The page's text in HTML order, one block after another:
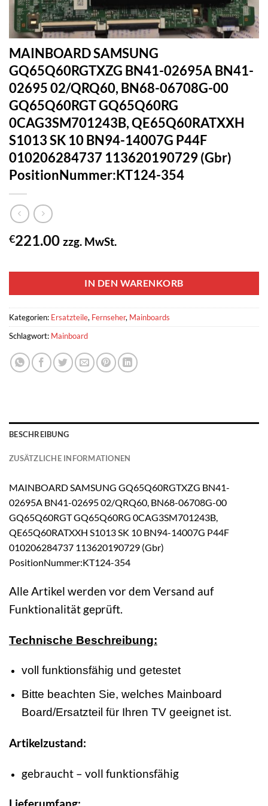
MAINBOARD SAMSUNG
GQ65Q60RGTXZG BN41-02695A BN41-
02695 02/QRQ60, BN68-06708G-00
GQ65Q60RGT GQ65Q60RG
0CAG3SM701243B, QE65Q60RATXXH
S1013 SK 10 BN94-14007G P44F
010206284737 113620190729 (Gbr)
PositionNummer:KT124-354
€221.00 zzg. MwSt.
IN DEN WARENKORB
Kategorien: Ersatzteile, Fernseher, Mainboards
Schlagwort: Mainboard
BESCHREIBUNG
ZUSÄTZLICHE INFORMATIONEN
MAINBOARD SAMSUNG GQ65Q60RGTXZG BN41-
02695A BN41-02695 02/QRQ60, BN68-06708G-00
GQ65Q60RGT GQ65Q60RG 0CAG3SM701243B,
QE65Q60RATXXH S1013 SK 10 BN94-14007G P44F
010206284737 113620190729 (Gbr)
PositionNummer:KT124-354
Alle Artikel werden vor dem Versand auf
Funktionalität geprüft.
Technische Beschreibung:
voll funktionsfähig und getestet
Bitte beachten Sie, welches Mainboard
Board/Ersatzteil für Ihren TV geeignet ist.
Artikelzustand:
gebraucht – voll funktionsfähig